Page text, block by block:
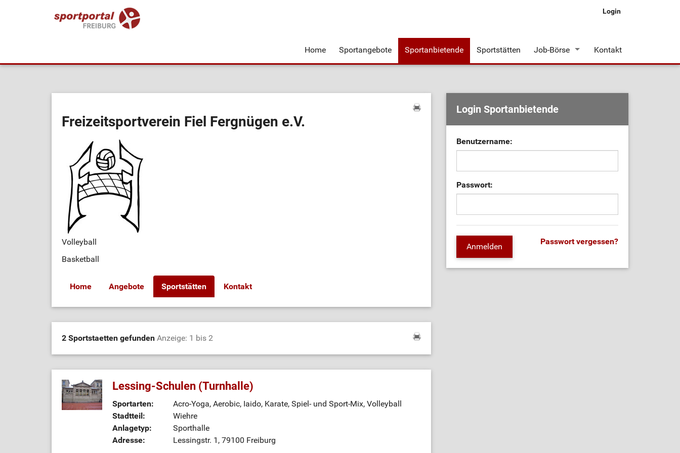
Login
Home Sportangebote Sportanbietende Sportstätten Job-Börse Kontakt
Freizeitsportverein Fiel Fergnügen e.V.
Volleyball
Basketball
Home Angebote Sportstätten Kontakt
2 Sportstaetten gefunden Anzeige: 1 bis 2
Lessing-Schulen (Turnhalle)
Sportarten:
Acro-Yoga, Aerobic, Iaido, Karate, Spiel- und Sport-Mix, Volleyball
Stadtteil:
Wiehre
Anlagetyp:
Sporthalle
Adresse:
Lessingstr. 1, 79100 Freiburg
Login Sportanbietende
Benutzername:
Passwort:
Passwort vergessen?